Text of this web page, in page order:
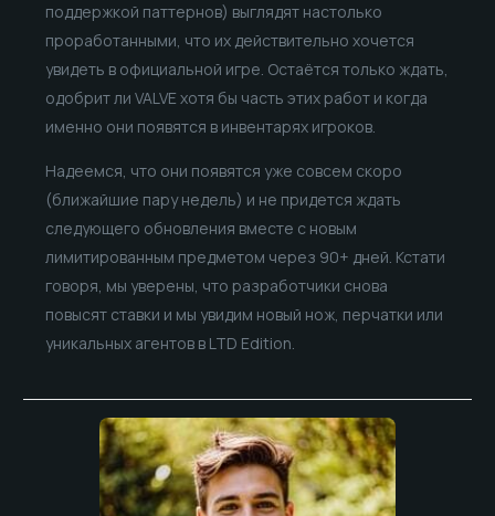
поддержкой паттернов) выглядят настолько
проработанными, что их действительно хочется
увидеть в официальной игре. Остаётся только ждать,
одобрит ли VALVE хотя бы часть этих работ и когда
именно они появятся в инвентарях игроков.
Надеемся, что они появятся уже совсем скоро
(ближайшие пару недель) и не придется ждать
следующего обновления вместе с новым
лимитированным предметом через 90+ дней. Кстати
говоря, мы уверены, что разработчики снова
повысят ставки и мы увидим новый нож, перчатки или
уникальных агентов в LTD Edition.